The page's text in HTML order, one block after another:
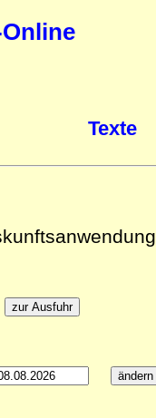
Online
Texte